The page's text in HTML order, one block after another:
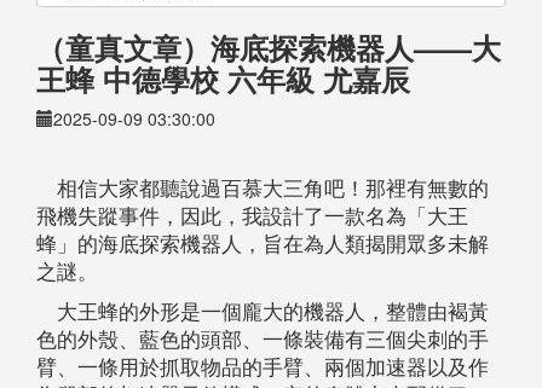
（童真文章）海底探索機器人——大
王蜂 中德學校 六年級 尤嘉辰
2025-09-09 03:30:00
相信大家都聽說過百慕大三角吧！那裡有無數的
飛機失蹤事件，因此，我設計了一款名為「大王
蜂」的海底探索機器人，旨在為人類揭開眾多未解
之謎。
大王蜂的外形是一個龐大的機器人，整體由褐黃
色的外殼、藍色的頭部、一條裝備有三個尖刺的手
臂、一條用於抓取物品的手臂、兩個加速器以及作